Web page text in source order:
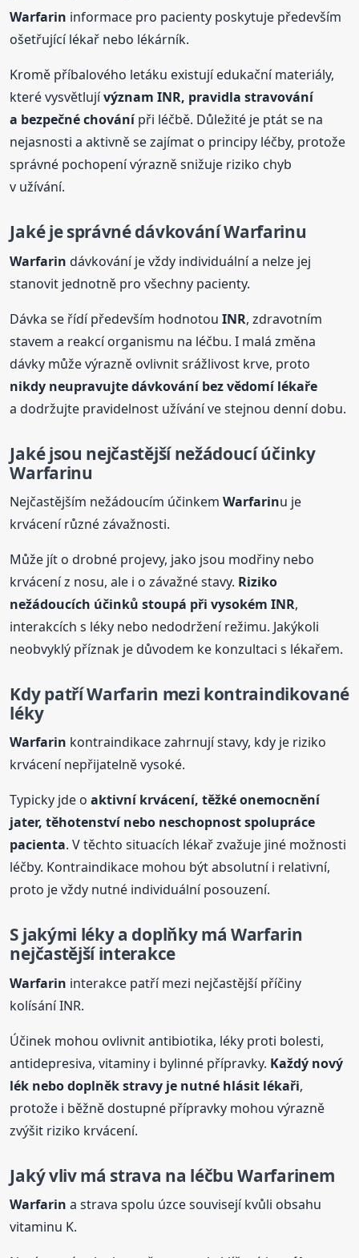
Warfarin informace pro pacienty poskytuje především
ošetřující lékař nebo lékárník.
Kromě příbalového letáku existují edukační materiály,
které vysvětlujívýznam INR, pravidla stravování
a bezpečné chovánípři léčbě. Důležité je ptát se na
nejasnosti a aktivně se zajímat o principy léčby, protože
správné pochopení výrazně snižuje riziko chyb
v užívání.
Jaké je správné dávkováníWarfarinu
Warfarin dávkování je vždy individuální a nelze jej
stanovit jednotně pro všechny pacienty.
Dávka se řídí především hodnotouINR, zdravotním
stavem a reakcí organismu na léčbu. I malá změna
dávky může výrazně ovlivnit srážlivost krve, proto
nikdy neupravujte dávkování bez vědomí lékaře
a dodržujte pravidelnost užívání ve stejnou denní dobu.
Jaké jsou nejčastější nežádoucí účinky
Warfarinu
Nejčastějším nežádoucím účinkemWarfarinu je
krvácení různé závažnosti.
Může jít o drobné projevy, jako jsou modřiny nebo
krvácení z nosu, ale i o závažné stavy. Riziko
nežádoucích účinků stoupá při vysokém INR,
interakcích s léky nebo nedodržení režimu. Jakýkoli
neobvyklý příznak je důvodem ke konzultaci s lékařem.
Kdy patříWarfarin mezi kontraindikované
léky
Warfarin kontraindikace zahrnují stavy, kdy je riziko
krvácení nepřijatelně vysoké.
Typicky jde oaktivní krvácení, těžké onemocnění
jater, těhotenství nebo neschopnost spolupráce
pacienta. V těchto situacích lékař zvažuje jiné možnosti
léčby. Kontraindikace mohou být absolutní i relativní,
proto je vždy nutné individuální posouzení.
S jakými léky a doplňky máWarfarin
nejčastější interakce
Warfarin interakce patří mezi nejčastější příčiny
kolísání INR.
Účinek mohou ovlivnit antibiotika, léky proti bolesti,
antidepresiva, vitaminy i bylinné přípravky. Každý nový
lék nebo doplněk stravy je nutné hlásit lékaři,
protože i běžně dostupné přípravky mohou výrazně
zvýšit riziko krvácení.
Jaký vliv má strava na léčbuWarfarinem
Warfarin a strava spolu úzce souvisejí kvůli obsahu
vitaminu K.